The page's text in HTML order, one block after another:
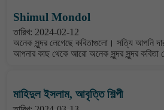
Shimul Mondol
তারিখ: 2024-02-12
অনেক সুন্দর লেগেছে কবিতাগুলো। সত্যি আপনি
আপনার কাছ থেকে আরো অনেক সুন্দর সুন্দর কবিতা
মাহিদুল ইসলাম, আবৃত্তি শিল্পী